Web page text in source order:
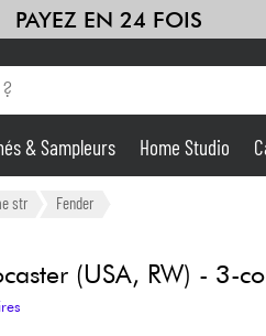
PAYEZ EN 24 FOIS
Amplis & Effets
Home Studio
& Sampleurs Home Studio
str Fender
(USA, RW) - 3-